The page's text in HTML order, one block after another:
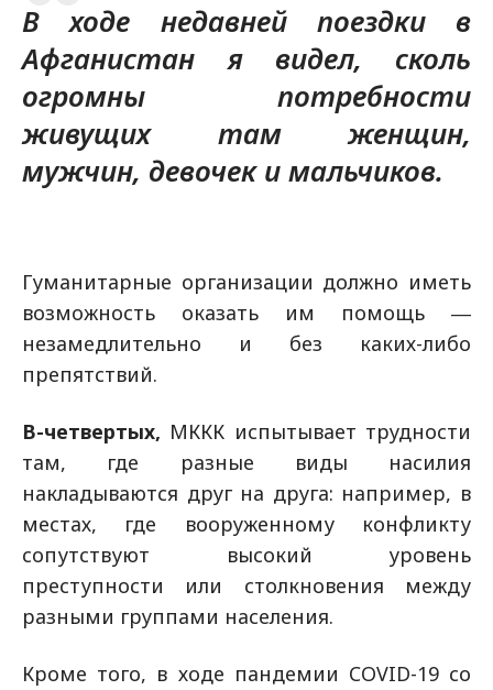
В ходе недавней поездки в
Афганистан я видел, сколь
огромны потребности
живущих там женщин,
мужчин, девочек и мальчиков.
Гуманитарные организации должно иметь
возможность оказать им помощь ―
незамедлительно и без каких-либо
препятствий.
В-четвертых, МККК испытывает трудности
там, где разные виды насилия
накладываются друг на друга: например, в
местах, где вооруженному конфликту
сопутствуют высокий уровень
преступности или столкновения между
разными группами населения.
Кроме того, в ходе пандемии COVID-19 со